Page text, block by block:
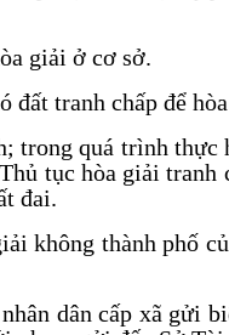
giải ở cơ sở.
đất tranh chấp để
trong quá trình
tục hòa giải tranh
đai.
không thành phố
dân cấp xã gửi